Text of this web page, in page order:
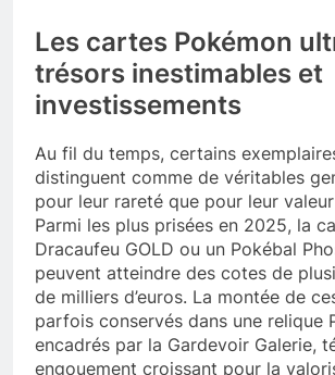
Les cartes Pokémon
trésors inestimables et
investissements
Au fil du temps, certains
distinguent comme de véritables
pour leur rareté que pour leur
Parmi les plus prisées en 2025, la
Dracaufeu GOLD ou un Pokébal
peuvent atteindre des cotes de
de milliers d’euros. La montée de
parfois conservés dans une relique
encadrés par la Gardevoir Galerie,
engouement croissant pour la